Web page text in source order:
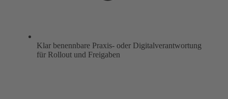
Klar benennbare Praxis- oder Digitalverantwortung
für Rollout und Freigaben